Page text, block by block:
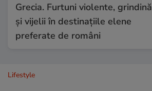
Grecia. Furtuni violente, grindină
și vijelii în destinațiile elene
preferate de români
Lifestyle